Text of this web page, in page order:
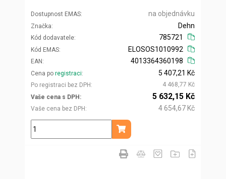
Dostupnost EMAS na objednávku
Značka
Kód dodavatele
Dehn
785721
Kód EMAS
EAN
ELOSOS1010992
4013364360198
Cena po registraci
Po registraci bez DPH
5 407,21 Kč
4 468,77 Kč
Vaše cena s DPH
Vaše cena bez DPH
5 632,15 Kč
4 654,67 Kč
ks
Přidat do košíku